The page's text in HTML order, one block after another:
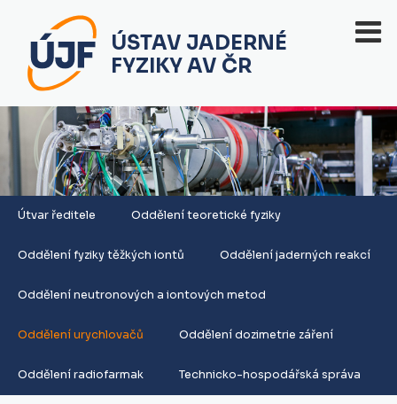
ÚSTAV JADERNÉ
FYZIKY AV ČR
Útvar ředitele Oddělení teoretické fyziky
Oddělení fyziky těžkých iontů Oddělení jaderných reakcí
Oddělení neutronových a iontových metod
Oddělení urychlovačů Oddělení dozimetrie záření
Oddělení radiofarmak Technicko-hospodářská správa